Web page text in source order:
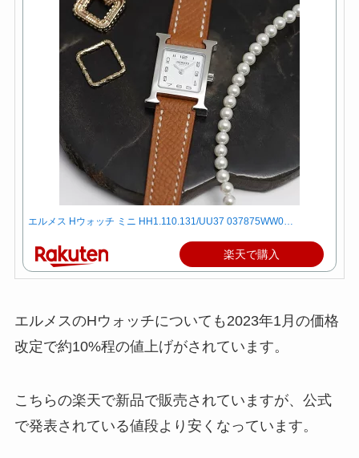
エルメス Hウォッチ ミニ HH1.110.131/UU37 037875WW0…
楽天で購入
エルメスのHウォッチについても2023年1月の価格
改定で約10%程の値上げがされています。
こちらの楽天で新品で販売されていますが、公式
で発表されている値段より安くなっています。